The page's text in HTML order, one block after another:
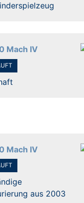
Mach IV
Mach IV
aus 2003